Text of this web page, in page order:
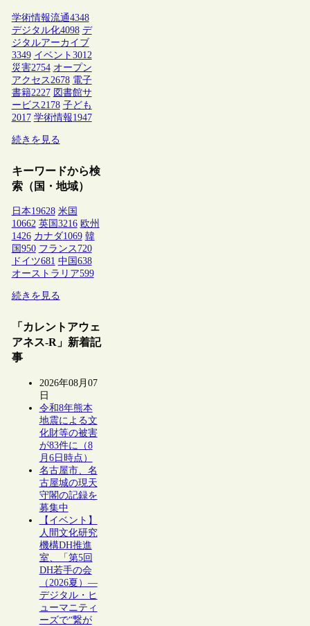
学術情報流通4348
デジタル化4098 デ
ジタルアーカイブ
3349 イベント 3012
災害2754 オープン
アクセス 2678 電子
書籍2227 図書館サ
ービス 2178 子ども
2017 学術情報1947
続きを見る
キーワードから検
索（国・地域）
日本19628 米国
10662 英国 3216 欧州
1426 カナダ1069 韓
国 950 フランス 720
ドイツ681 中国 638
オーストラリア599
続きを見る
「カレントアウェ
アネス-R」新着記
事
2026年08月07
日
令和8年熊本
地震による文
化財等の被害
が83件に（8
月6日時点）
名古屋市、名
古屋城の現天
守閣の記録を
募集中
【イベント】
人間文化研究
機構DH推進
室、「第5回
DH若手の会
（2026夏）―
デジタル・ヒ
ューマニティ
ーズで“繋が